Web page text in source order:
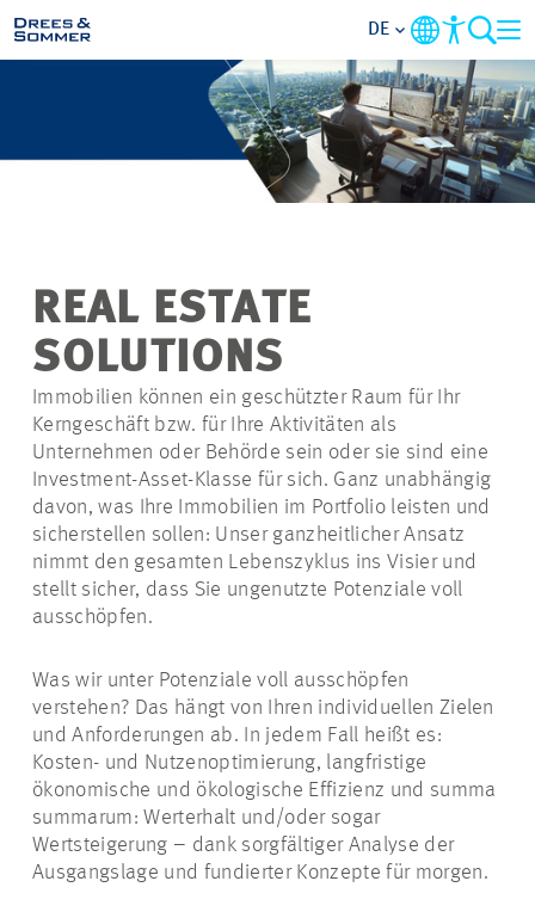
MARKETS
SERVICES
IM FOKUS
KARRIERE
PROJEKTE
KONTAKT
DE
REAL ESTATE
SOLUTIONS
Immobilien können ein geschützter Raum für Ihr
Kerngeschäft bzw. für Ihre Aktivitäten als
Unternehmen oder Behörde sein oder sie sind eine
Investment-Asset-Klasse für sich. Ganz unabhängig
davon, was Ihre Immobilien im Portfolio leisten und
sicherstellen sollen: Unser ganzheitlicher Ansatz
nimmt den gesamten Lebenszyklus ins Visier und
stellt sicher, dass Sie ungenutzte Potenziale voll
ausschöpfen.
Was wir unter Potenziale voll ausschöpfen
verstehen? Das hängt von Ihren individuellen Zielen
und Anforderungen ab. In jedem Fall heißt es:
Kosten- und Nutzenoptimierung, langfristige
ökonomische und ökologische Effizienz und summa
summarum: Werterhalt und/oder sogar
Wertsteigerung – dank sorgfältiger Analyse der
Ausgangslage und fundierter Konzepte für morgen.